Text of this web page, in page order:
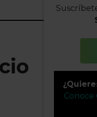
Conoce